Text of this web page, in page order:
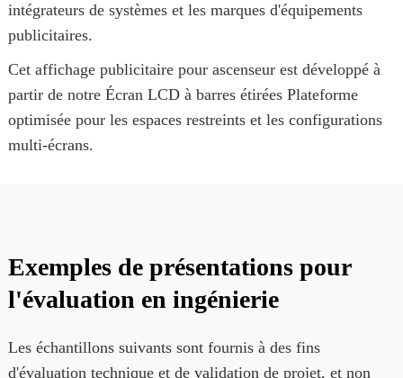
intégrateurs de systèmes et les marques d'équipements
publicitaires.
Cet affichage publicitaire pour ascenseur est développé à
partir de notre Écran LCD à barres étiréesPlateforme
optimisée pour les espaces restreints et les configurations
multi-écrans.
Exemples de présentations pour
l'évaluation en ingénierie
Les échantillons suivants sont fournis à des fins
d'évaluation technique et de validation de projet, et non